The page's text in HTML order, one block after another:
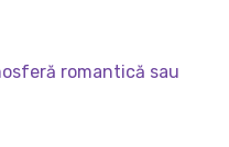
romantică sau